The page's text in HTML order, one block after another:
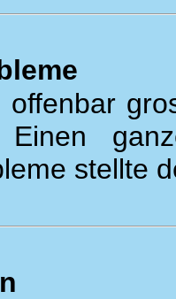
offenbar
Einen
stellte